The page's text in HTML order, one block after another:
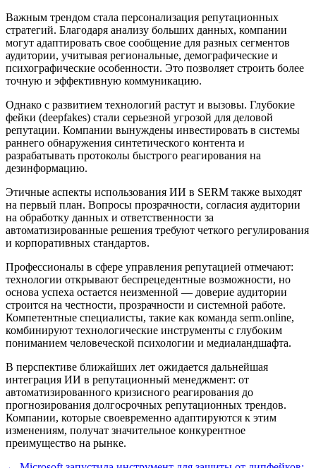
Важным трендом стала персонализация репутационных
стратегий. Благодаря анализу больших данных, компании
могут адаптировать свое сообщение для разных сегментов
аудитории, учитывая региональные, демографические и
психографические особенности. Это позволяет строить более
точную и эффективную коммуникацию.
Однако с развитием технологий растут и вызовы. Глубокие
фейки (deepfakes) стали серьезной угрозой для деловой
репутации. Компании вынуждены инвестировать в системы
раннего обнаружения синтетического контента и
разрабатывать протоколы быстрого реагирования на
дезинформацию.
Этичные аспекты использования ИИ в SERM также выходят
на первый план. Вопросы прозрачности, согласия аудитории
на обработку данных и ответственности за
автоматизированные решения требуют четкого регулирования
и корпоративных стандартов.
Профессионалы в сфере управления репутацией отмечают:
технологии открывают беспрецедентные возможности, но
основа успеха остается неизменной — доверие аудитории
строится на честности, прозрачности и системной работе.
Компетентные специалисты, такие как команда serm.online,
комбинируют технологические инструменты с глубоким
пониманием человеческой психологии и медиаландшафта.
В перспективе ближайших лет ожидается дальнейшая
интеграция ИИ в репутационный менеджмент: от
автоматизированного кризисного реагирования до
прогнозирования долгосрочных репутационных трендов.
Компании, которые своевременно адаптируются к этим
изменениям, получат значительное конкурентное
преимущество на рынке.